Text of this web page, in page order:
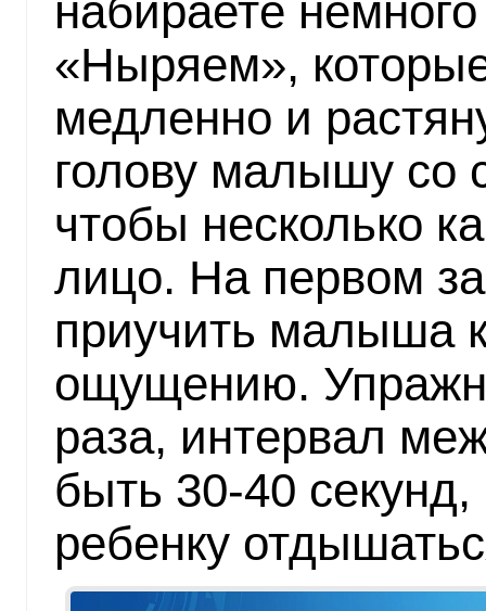
набираете
«Ныряем»,
медленно и
голову малышу со
чтобы несколько
лицо. На первом
приучить малыша
ощущению.
раза, интервал
быть 30-40
ребенку